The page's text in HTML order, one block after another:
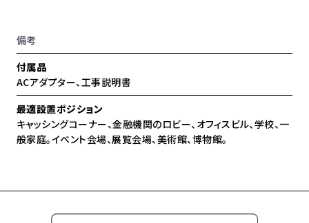
備考
付属品
ACアダプター、工事説明書
最適設置ポジション
キャッシングコーナー、金融機関のロビー、オフィスビル、学校、一
般家庭。イベント会場、展覧会場、美術館、博物館。